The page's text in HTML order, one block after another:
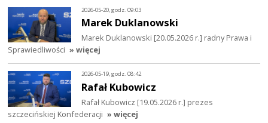
2026-05-20, godz. 09:03
Marek Duklanowski
Marek Duklanowski [20.05.2026 r.] radny Prawa i
Sprawiedliwości » więcej
2026-05-19, godz. 08:42
Rafał Kubowicz
Rafał Kubowicz [19.05.2026 r.] prezes
szczecińskiej Konfederacji » więcej